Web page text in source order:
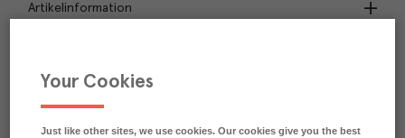
Artikelinformation
Märkningar
Näringsdeklaration
Your Cookies
Just like other sites, we use cookies. Our cookies give you the best